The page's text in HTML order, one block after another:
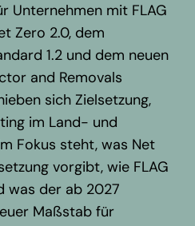
Unternehmen mit FLAG
Zero 2.0, dem
1.2 und dem neuen
and Removals
sich Zielsetzung,
im Land- und
Fokus steht, was Net
vorgibt, wie FLAG
was der ab 2027
Maßstab für